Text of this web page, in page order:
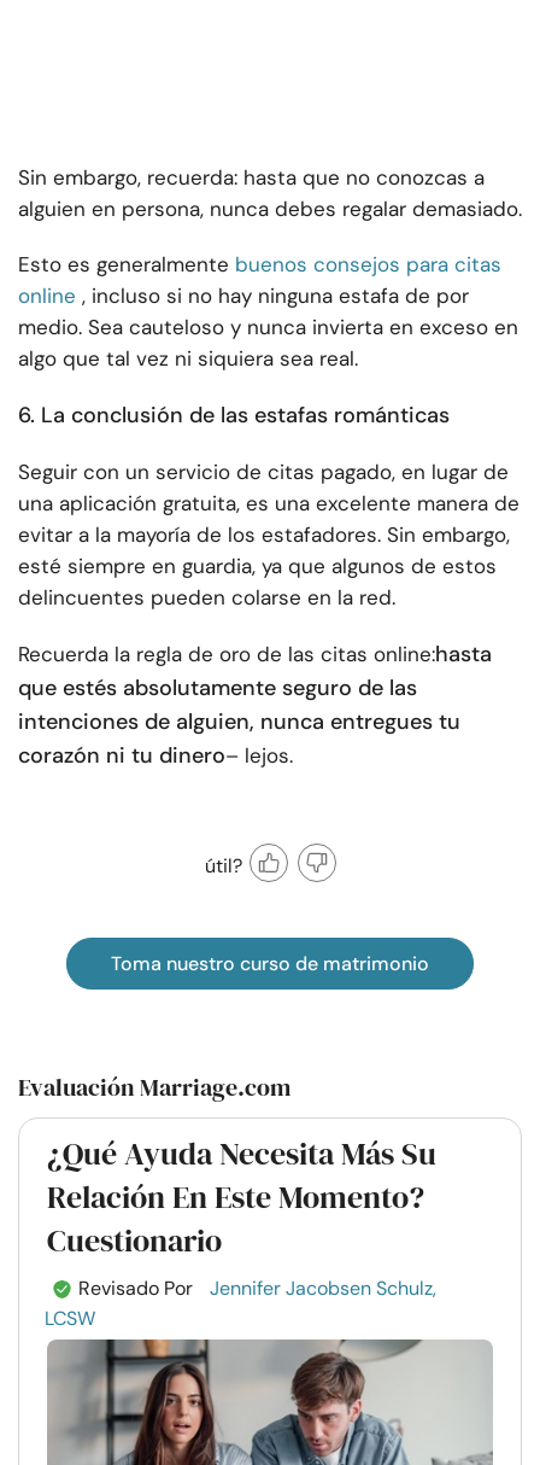
Sin embargo, recuerda: hasta que no conozcas a
alguien en persona, nunca debes regalar demasiado.
Esto es generalmente buenos consejos para citas
online , incluso si no hay ninguna estafa de por
medio. Sea cauteloso y nunca invierta en exceso en
algo que tal vez ni siquiera sea real.
6. La conclusión de las estafas románticas
Seguir con un servicio de citas pagado, en lugar de
una aplicación gratuita, es una excelente manera de
evitar a la mayoría de los estafadores. Sin embargo,
esté siempre en guardia, ya que algunos de estos
delincuentes pueden colarse en la red.
Recuerda la regla de oro de las citas online:hasta
que estés absolutamente seguro de las
intenciones de alguien, nunca entregues tu
corazón ni tu dinero– lejos.
útil?
Toma nuestro curso de matrimonio
Evaluación Marriage.com
¿Qué Ayuda Necesita Más Su
Relación En Este Momento?
Cuestionario
Revisado Por
Jennifer Jacobsen Schulz,
LCSW